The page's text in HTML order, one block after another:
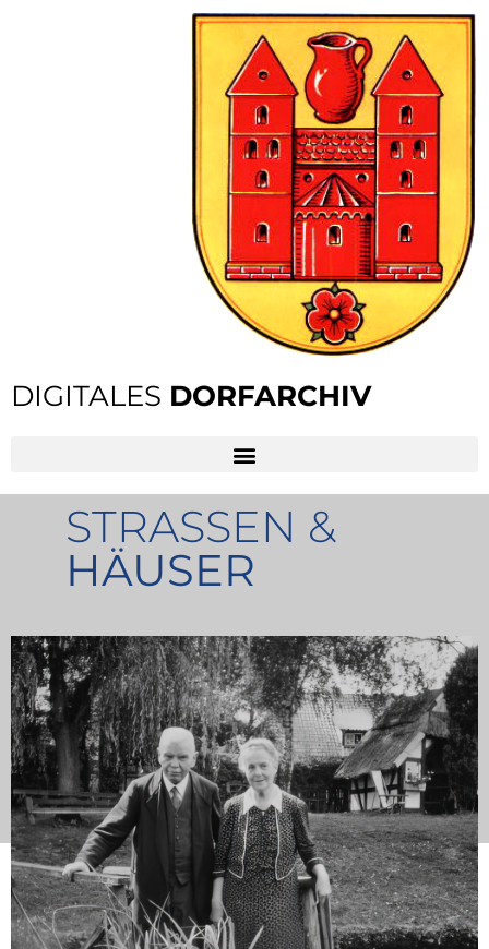
DIGITALES DORFARCHIV
STRASSEN &
HÄUSER